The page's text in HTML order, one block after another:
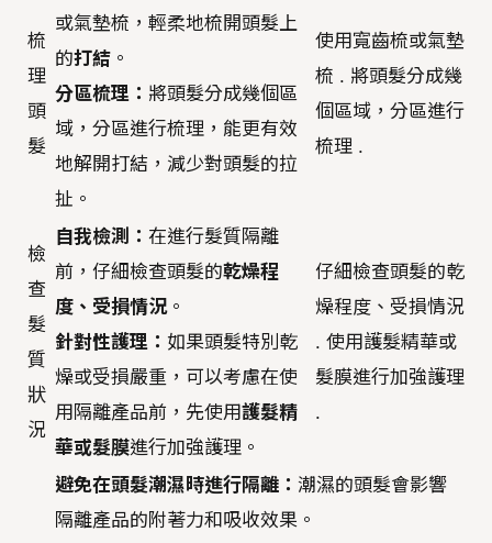
梳
理
頭
髮
或氣墊梳，輕柔地梳開頭髮上
的打結 。
分區梳理： 將頭髮分成幾個區
域，分區進行梳理，能更有效
地解開打結，減少對頭髮的拉
扯。
使用寬齒梳或氣墊
梳 . 將頭髮分成幾
個區域，分區進行
梳理 .
檢
查
髮
質
狀
況
自我檢測： 在進行髮質隔離
前，仔細檢查頭髮的乾燥程
度、受損情況。
針對性護理： 如果頭髮特別乾
燥或受損嚴重，可以考慮在使
用隔離產品前，先使用護髮精
華或髮膜進行加強護理。
仔細檢查頭髮的乾
燥程度、受損情況
. 使用護髮精華或
髮膜進行加強護理
.
避免在頭髮潮濕時進行隔離： 潮濕的頭髮會影響
隔離產品的附著力和吸收效果。